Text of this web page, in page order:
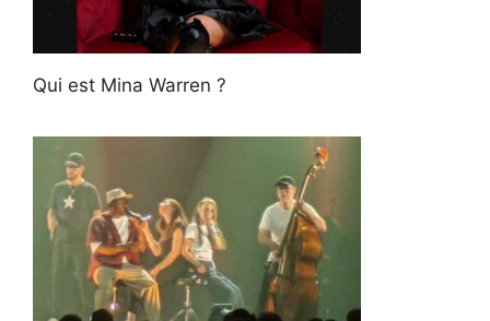
Qui est Mina Warren ?